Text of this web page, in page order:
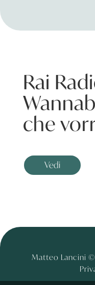
Rai
che
Vedi
Matteo Lancini ©